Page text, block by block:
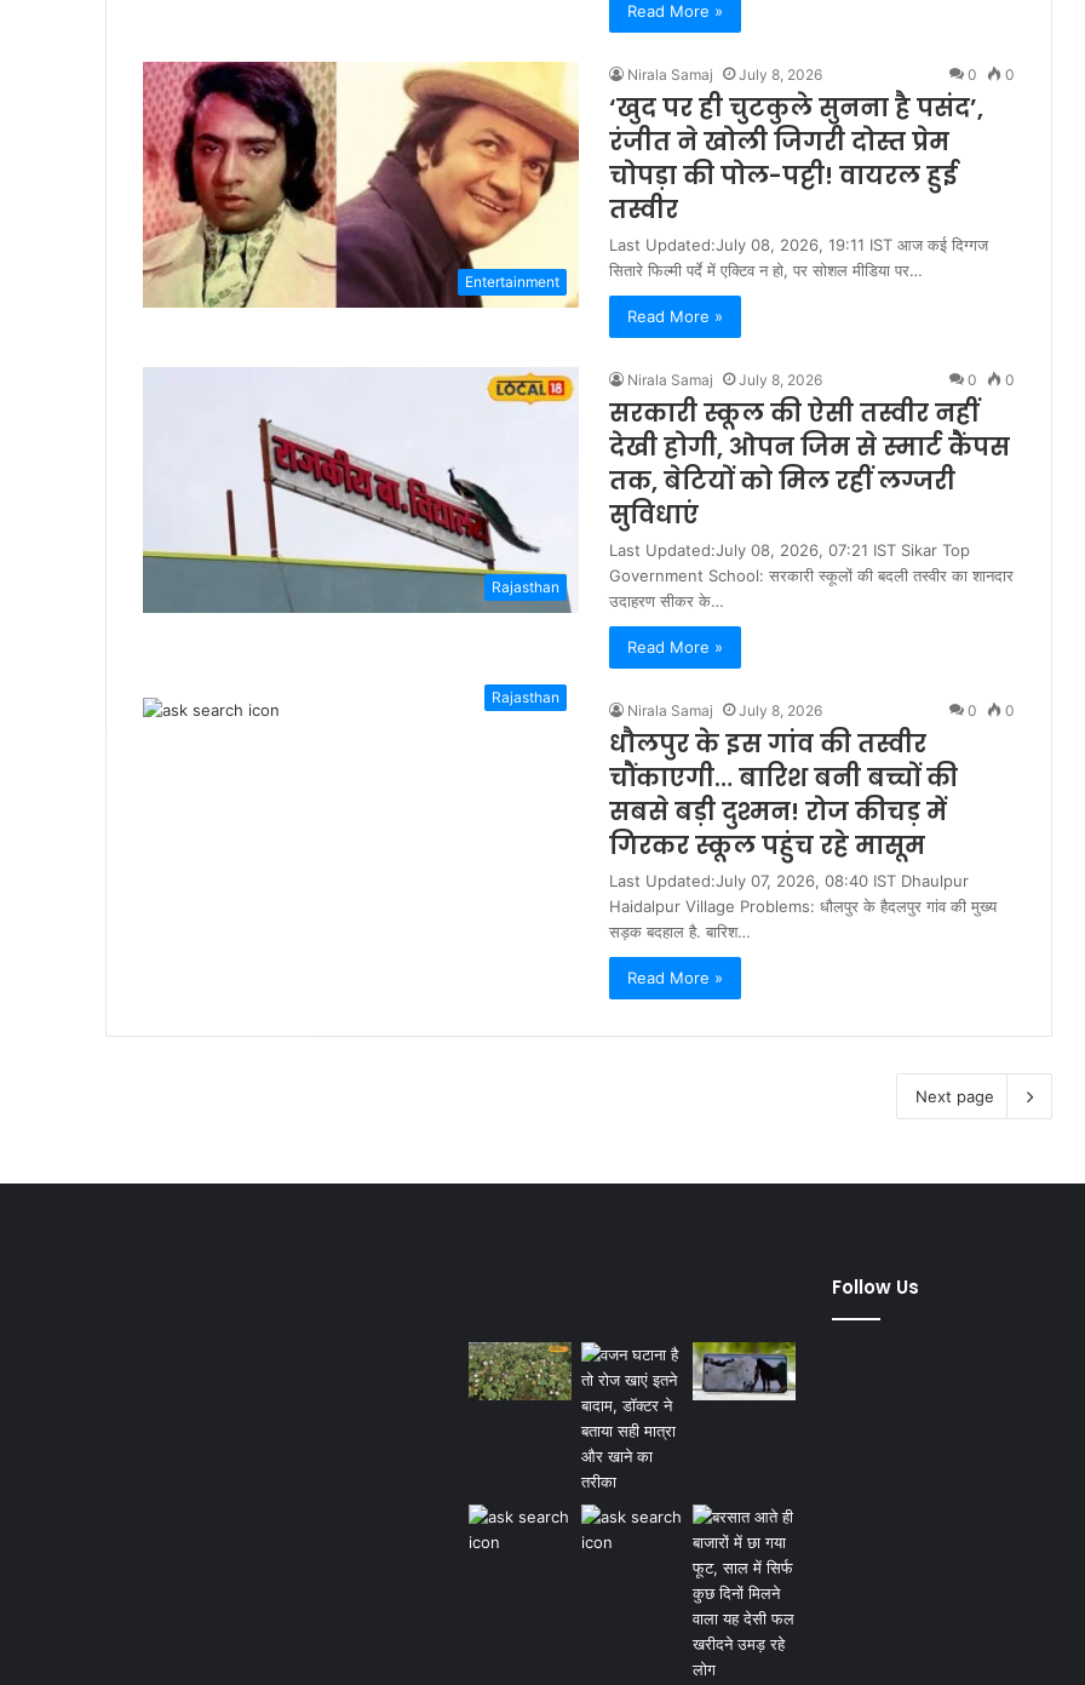
Read More »
Entertainment
Nirala Samaj July 8, 2026 0 0
‘खुद पर ही चुटकुले सुनना है पसंद’,
रंजीत ने खोली जिगरी दोस्त प्रेम
चोपड़ा की पोल-पट्टी! वायरल हुई
तस्वीर
Last Updated:July 08, 2026, 19:11 IST आज कई दिग्गज
सितारे फिल्मी पर्दे में एक्टिव न हो, पर सोशल मीडिया पर…
Read More »
Rajasthan
Nirala Samaj July 8, 2026 0 0
सरकारी स्कूल की ऐसी तस्वीर नहीं
देखी होगी, ओपन जिम से स्मार्ट कैंपस
तक, बेटियों को मिल रहीं लग्जरी
सुविधाएं
Last Updated:July 08, 2026, 07:21 IST Sikar Top
Government School: सरकारी स्कूलों की बदली तस्वीर का शानदार
उदाहरण सीकर के…
Read More »
Rajasthan
Nirala Samaj July 8, 2026 0 0
धौलपुर के इस गांव की तस्वीर
चौंकाएगी… बारिश बनी बच्चों की
सबसे बड़ी दुश्मन! रोज कीचड़ में
गिरकर स्कूल पहुंच रहे मासूम
Last Updated:July 07, 2026, 08:40 IST Dhaulpur
Haidalpur Village Problems: धौलपुर के हैदलपुर गांव की मुख्य
सड़क बदहाल है. बारिश…
Read More »
Next page
Follow Us